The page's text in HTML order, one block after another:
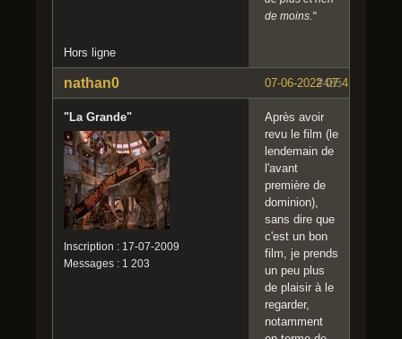
de moins."
Hors ligne
#485
07-06-2022 07:41:37
nathan0
"La Grande"
Inscription : 17-07-2009
Messages : 1 203
Après avoir
revu le film (le
lendemain de
l'avant
première de
dominion),
sans dire que
c'est un bon
film, je prends
un peu plus
de plaisir à le
regarder,
notamment